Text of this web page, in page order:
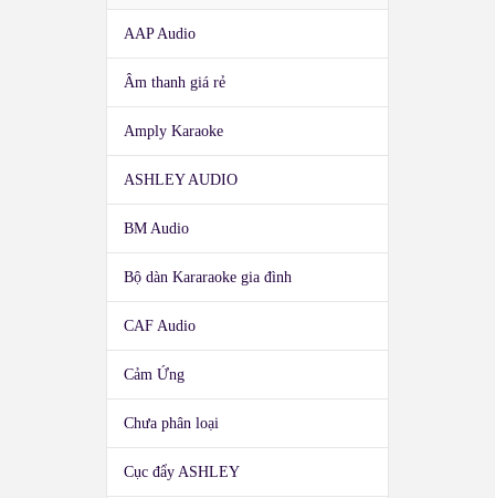
AAP Audio
Âm thanh giá rẻ
Amply Karaoke
ASHLEY AUDIO
BM Audio
Bộ dàn Kararaoke gia đình
CAF Audio
Cảm Ứng
Chưa phân loại
Cục đẩy ASHLEY